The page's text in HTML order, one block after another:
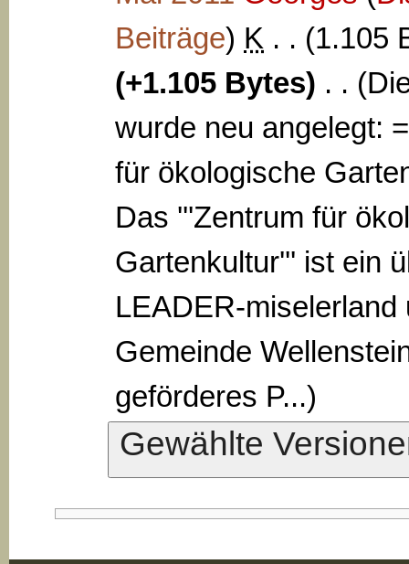
Beiträge) K . . (1.105
(+1.105 Bytes) . .
wurde neu angelegt:
für ökologische
Das '''Zentrum für
Gartenkultur''' ist ein
LEADER-miselerland
Gemeinde
geförderes P...)